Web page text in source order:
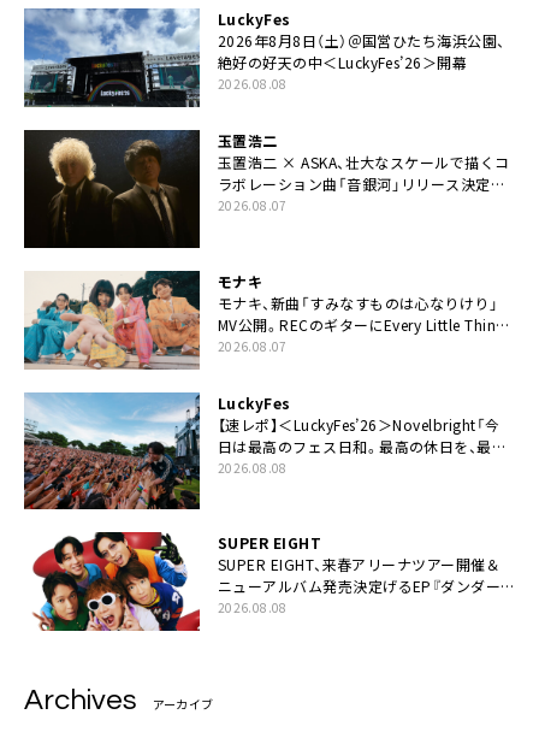
LuckyFes
2026年8月8日（土）＠国営ひたち海浜公園、
絶好の好天の中＜LuckyFes’26＞開幕
2026.08.08
玉置浩二
玉置浩二 × ASKA、壮大なスケールで描くコ
ラボレーション曲「音銀河」リリース決定。
カップリングには新曲「命の宿り」収録も
2026.08.07
モナキ
モナキ、新曲「すみなすものは心なりけり」
MV公開。RECのギターにEvery Little Thing・
伊藤一朗参加も
2026.08.07
LuckyFes
【速レポ】＜LuckyFes’26＞Novelbright「今
日は最高のフェス日和。最高の休日を、最高
の夏休みを作っていきたい」
2026.08.08
SUPER EIGHT
SUPER EIGHT、来春アリーナツアー開催＆
ニューアルバム発売決定げるEP『ダンダー
ラ』本日リリース
2026.08.08
Archives アーカイブ